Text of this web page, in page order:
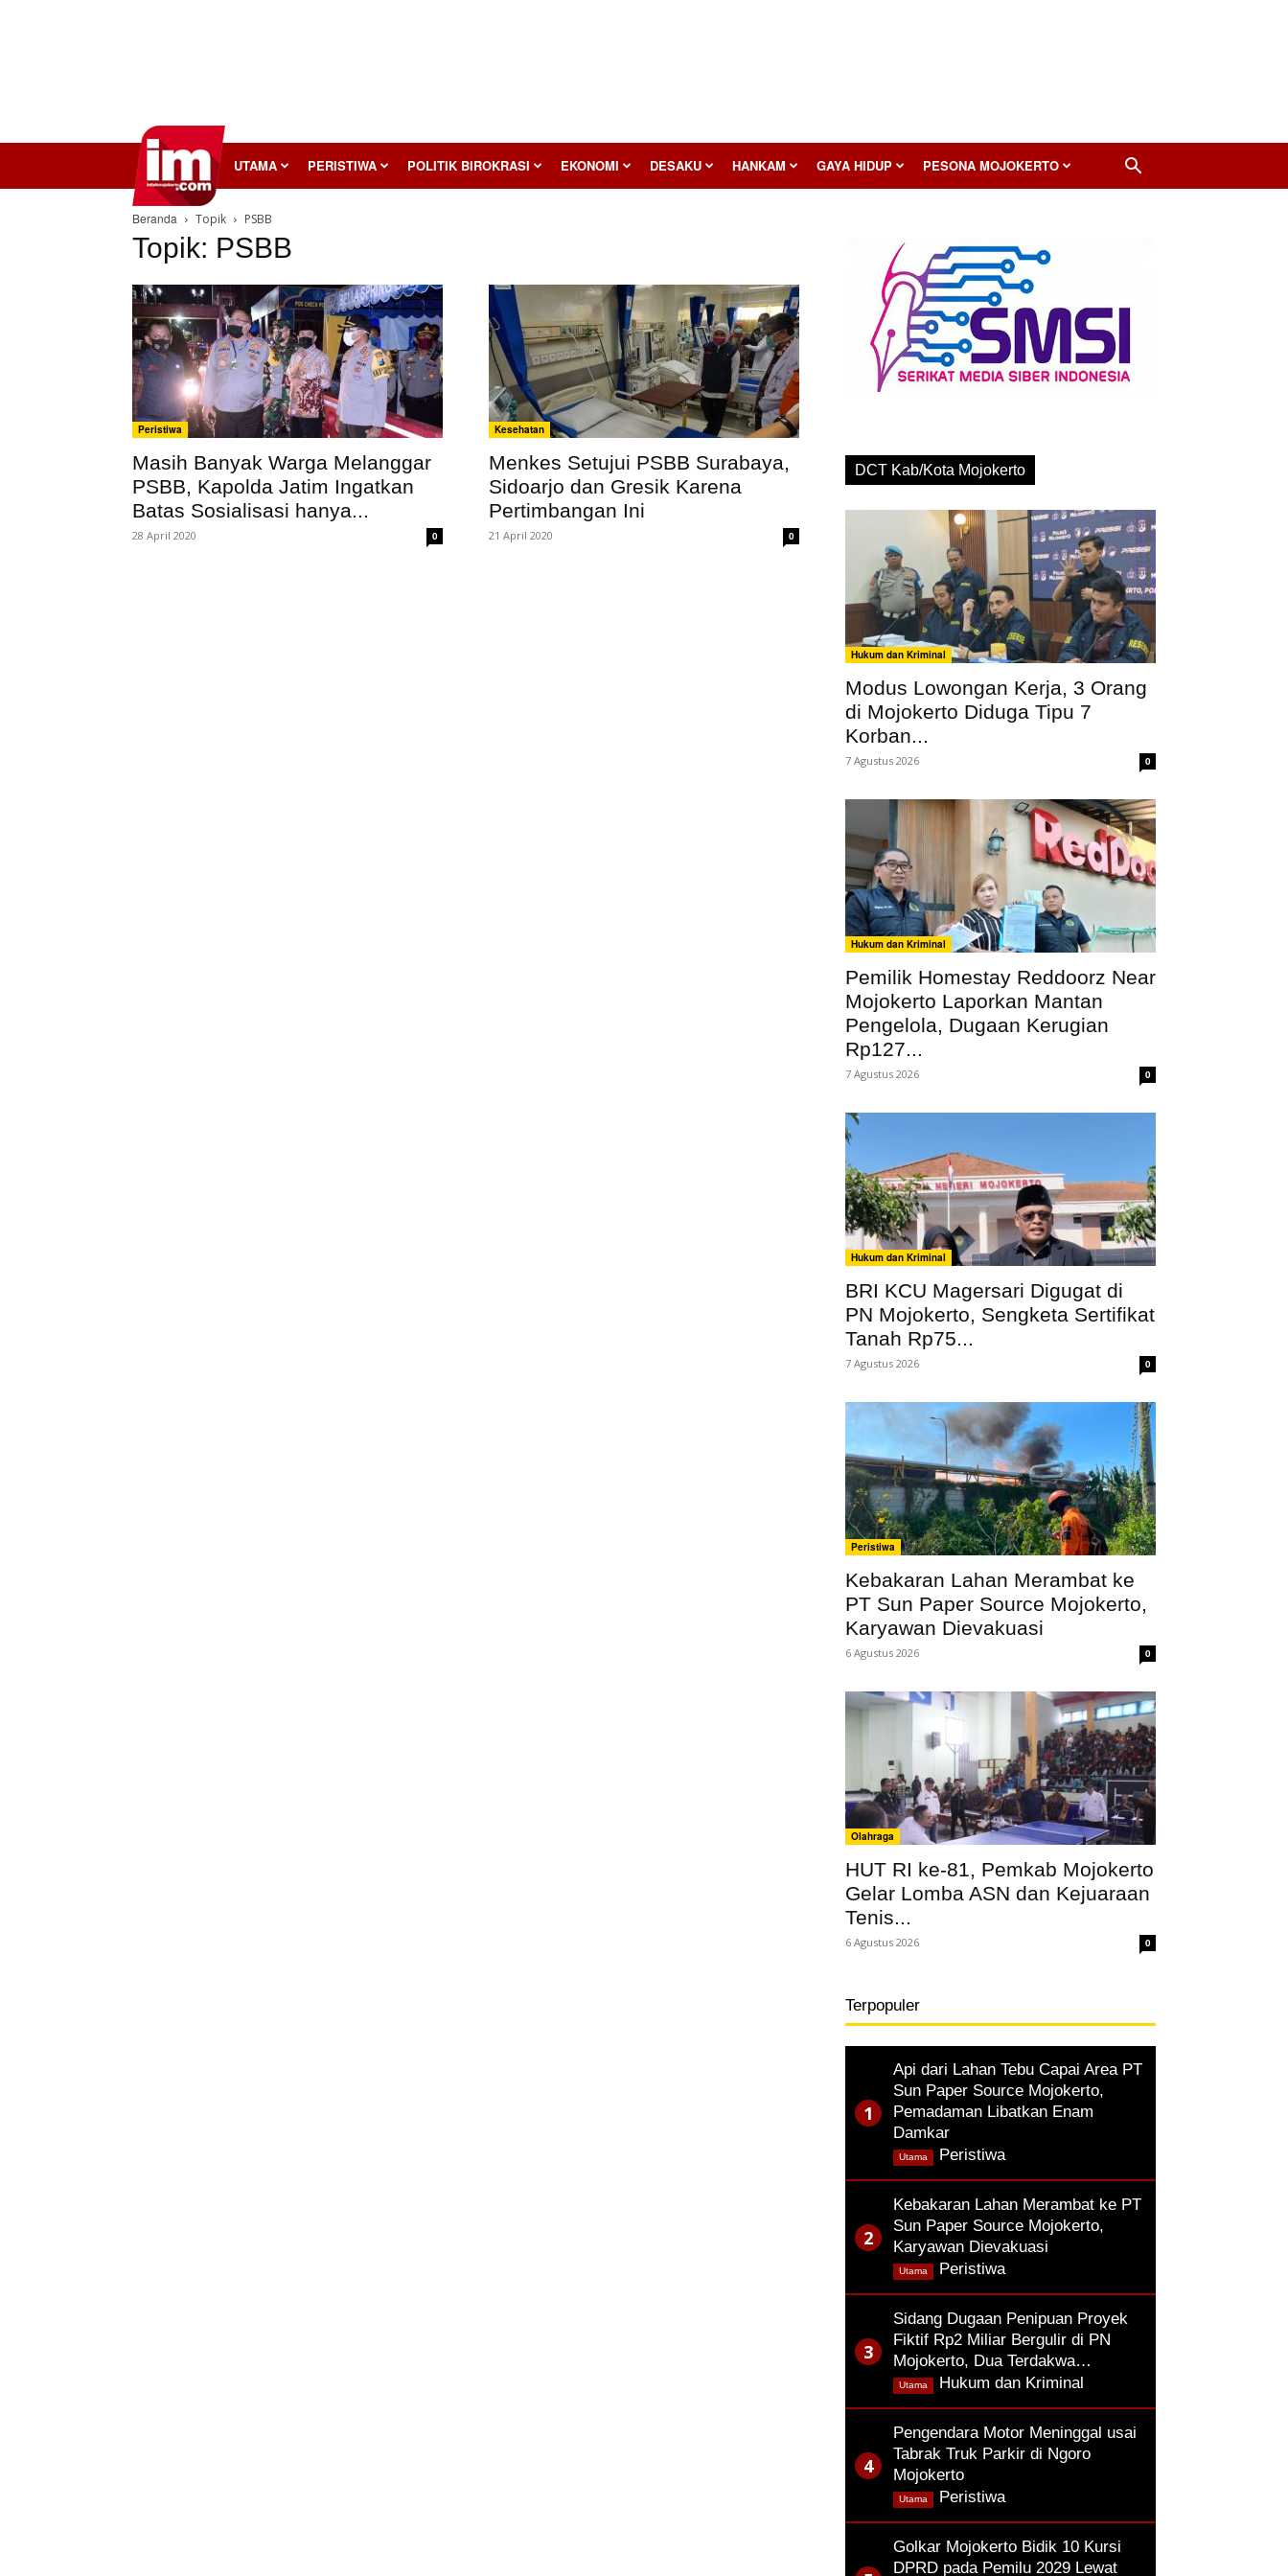
InilahMojokerto UTAMA PERISTIWA POLITIK BIROKRASI EKONOMI DESAKU HANKAM GAYA HIDUP PESONA MOJOKERTO
Beranda Topik PSBB
Topik: PSBB
Peristiwa
Masih Banyak Warga Melanggar
PSBB, Kapolda Jatim Ingatkan
Batas Sosialisasi hanya...
28 April 2020 0
Kesehatan
Menkes Setujui PSBB Surabaya,
Sidoarjo dan Gresik Karena
Pertimbangan Ini
21 April 2020 0
DCT Kab/Kota Mojokerto
Hukum dan Kriminal
Modus Lowongan Kerja, 3 Orang
di Mojokerto Diduga Tipu 7
Korban...
7 Agustus 2026 0
Hukum dan Kriminal
Pemilik Homestay Reddoorz Near
Mojokerto Laporkan Mantan
Pengelola, Dugaan Kerugian
Rp127...
7 Agustus 2026 0
Hukum dan Kriminal
BRI KCU Magersari Digugat di
PN Mojokerto, Sengketa Sertifikat
Tanah Rp75...
7 Agustus 2026 0
Peristiwa
Kebakaran Lahan Merambat ke
PT Sun Paper Source Mojokerto,
Karyawan Dievakuasi
6 Agustus 2026 0
Olahraga
HUT RI ke-81, Pemkab Mojokerto
Gelar Lomba ASN dan Kejuaraan
Tenis...
6 Agustus 2026 0
Terpopuler
Api dari Lahan Tebu Capai Area PT
Sun Paper Source Mojokerto,
Pemadaman Libatkan Enam
Damkar
Peristiwa,
Utama
Kebakaran Lahan Merambat ke PT
Sun Paper Source Mojokerto,
Karyawan Dievakuasi
Peristiwa,
Utama
Sidang Dugaan Penipuan Proyek
Fiktif Rp2 Miliar Bergulir di PN
Mojokerto, Dua Terdakwa…
Hukum dan Kriminal
Utama
Pengendara Motor Meninggal usai
Tabrak Truk Parkir di Ngoro
Mojokerto
Peristiwa,
Utama
Golkar Mojokerto Bidik 10 Kursi
DPRD pada Pemilu 2029 Lewat